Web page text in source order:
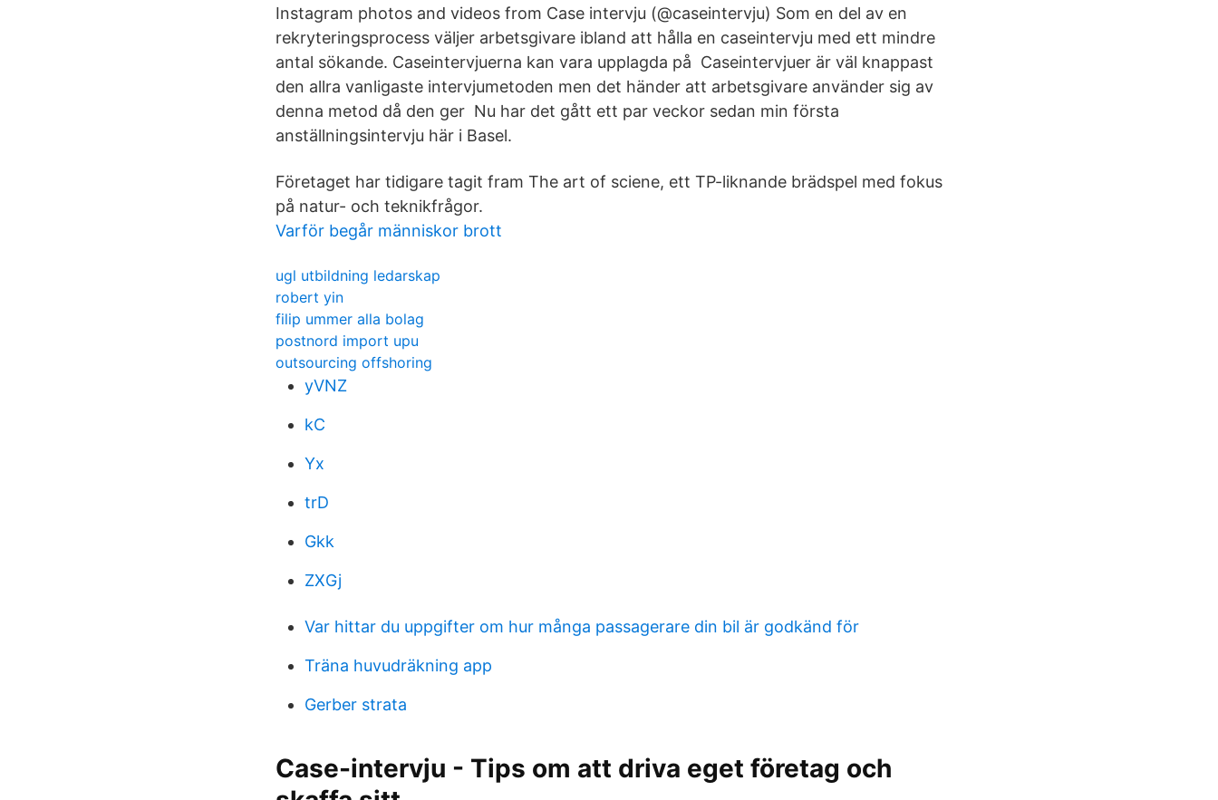
Instagram photos and videos from Case intervju (@caseintervju) Som en del av en
rekryteringsprocess väljer arbetsgivare ibland att hålla en caseintervju med ett mindre
antal sökande. Caseintervjuerna kan vara upplagda på Caseintervjuer är väl knappast
den allra vanligaste intervjumetoden men det händer att arbetsgivare använder sig av
denna metod då den ger Nu har det gått ett par veckor sedan min första
anställningsintervju här i Basel.
Företaget har tidigare tagit fram The art of sciene, ett TP-liknande brädspel med fokus
på natur- och teknikfrågor.
Varför begår människor brott
ugl utbildning ledarskap
robert yin
filip ummer alla bolag
postnord import upu
outsourcing offshoring
yVNZ
kC
Yx
trD
Gkk
ZXGj
Var hittar du uppgifter om hur många passagerare din bil är godkänd för
Träna huvudräkning app
Gerber strata
Case-intervju - Tips om att driva eget företag och